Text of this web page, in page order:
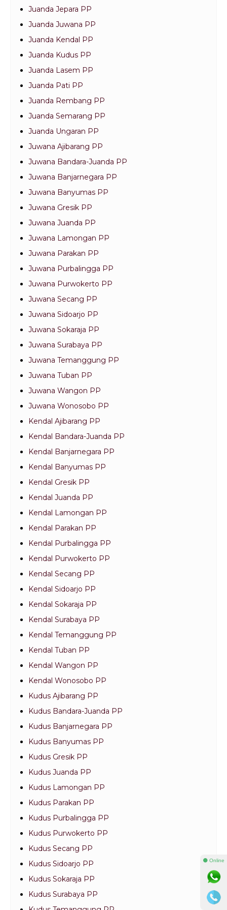
Juanda Jepara PP
Juanda Juwana PP
Juanda Kendal PP
Juanda Kudus PP
Juanda Lasem PP
Juanda Pati PP
Juanda Rembang PP
Juanda Semarang PP
Juanda Ungaran PP
Juwana Ajibarang PP
Juwana Bandara-Juanda PP
Juwana Banjarnegara PP
Juwana Banyumas PP
Juwana Gresik PP
Juwana Juanda PP
Juwana Lamongan PP
Juwana Parakan PP
Juwana Purbalingga PP
Juwana Purwokerto PP
Juwana Secang PP
Juwana Sidoarjo PP
Juwana Sokaraja PP
Juwana Surabaya PP
Juwana Temanggung PP
Juwana Tuban PP
Juwana Wangon PP
Juwana Wonosobo PP
Kendal Ajibarang PP
Kendal Bandara-Juanda PP
Kendal Banjarnegara PP
Kendal Banyumas PP
Kendal Gresik PP
Kendal Juanda PP
Kendal Lamongan PP
Kendal Parakan PP
Kendal Purbalingga PP
Kendal Purwokerto PP
Kendal Secang PP
Kendal Sidoarjo PP
Kendal Sokaraja PP
Kendal Surabaya PP
Kendal Temanggung PP
Kendal Tuban PP
Kendal Wangon PP
Kendal Wonosobo PP
Kudus Ajibarang PP
Kudus Bandara-Juanda PP
Kudus Banjarnegara PP
Kudus Banyumas PP
Kudus Gresik PP
Kudus Juanda PP
Kudus Lamongan PP
Kudus Parakan PP
Kudus Purbalingga PP
Kudus Purwokerto PP
Kudus Secang PP
Kudus Sidoarjo PP
Kudus Sokaraja PP
Kudus Surabaya PP
⚫ Online